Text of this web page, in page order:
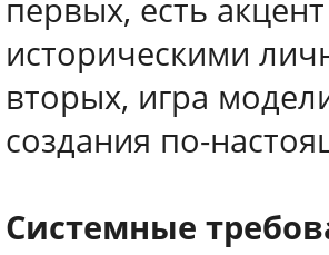
первых, есть
историческими
вторых, игра
создания по-
Cистемные